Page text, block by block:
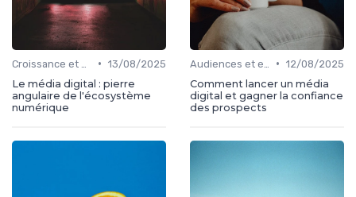
• 13/08/2025
Le média digital : pierre
angulaire de l'écosystème
numérique
• 12/08/2025
Comment lancer un média
digital et gagner la confiance
des prospects